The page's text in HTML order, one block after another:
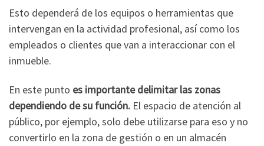
Esto dependerá de los equipos o herramientas que
intervengan en la actividad profesional, así como los
empleados o clientes que van a interaccionar con el
inmueble.
En este punto es importante delimitar las zonas
dependiendo de su función. El espacio de atención al
público, por ejemplo, solo debe utilizarse para eso y no
convertirlo en la zona de gestión o en un almacén